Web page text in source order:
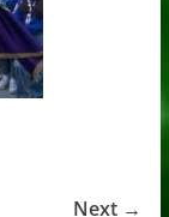
Next →